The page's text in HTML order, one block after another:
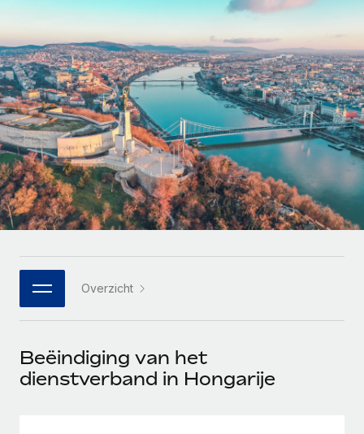
Zzp'ers internationaal onboarden en beheren
PEO
Ingewikkelde HR-taken eenvoudig uitbesteden
INFRASTRUCTUUR
Remote Embedded
HR naadloos in workflows integreren
Platform
Ingebouwde essentiële HR-functies voor je team
Integraties
DIENSTEN
GROEIFASE
Start-ups
Flexibele global HR en payroll solutions voor groeiende
bedrijven
Mid-market
Teams uitbreiden met HR solutions op maat
Enterprise
Global HR voor grote bedrijven
WERK MET ONS SAMEN
Strategische technologiepartners
Een partner worden
Ontdek hoe je met ons kunt samenwerken
Betalingscalculator voor zzp'ers
internationale zzp'ers
LEREN MET REMOTE
Onderzoek en gidsen
Casestudy's
HR-woordenlijst
Checklists en templates
Webinars
Newsroom
Français
Deutsch
Español
Italiano
Português (Portugal)
日本語
한국어
Overzicht
Beëindiging van het
dienstverband in Hongarije